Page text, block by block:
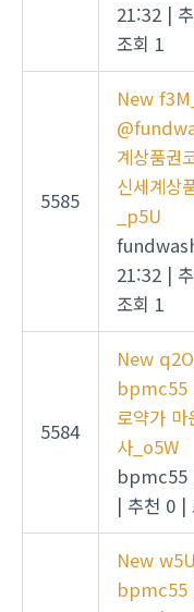
21:32 |
조회 1
5585
New
계상품권
신세계상
_p5U
21:32 |
조회 1
5584
New
bpmc55
로약가 마
사_o5W
bpmc55
| 추천 0 |
New
bpmc55